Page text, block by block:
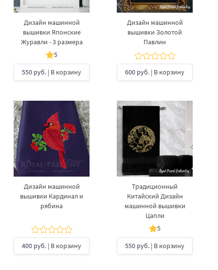
Дизайн машинной
вышивки Японские
Журавли - 3 размера
5
550 руб. | В корзину
Дизайн машинной
вышивки Золотой
Павлин
600 руб. | В корзину
Дизайн машинной
вышивки Кардинал и
рябина
400 руб. | В корзину
Традиционный
Китайский Дизайн
машинной вышивки
Цапли
5
550 руб. | В корзину